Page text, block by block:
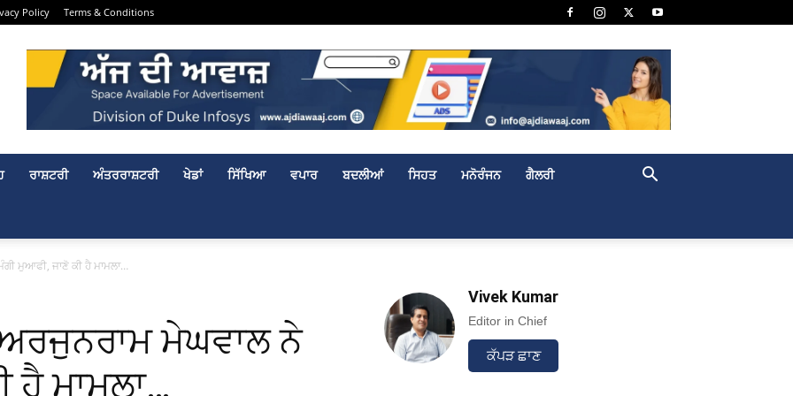
Policy Terms & Conditions
ਰਾਸ਼ਟਰੀ ਅੰਤਰਰਾਸ਼ਟਰੀ ਖੇਡਾਂ ਸਿੱਖਿਆ ਵਪਾਰ ਬਦਲੀਆਂ ਸਿਹਤ ਮਨੋਰੰਜਨ ਗੈਲਰੀ
ਮੁਆਫੀ, ਜਾਣੋ ਕੀ ਹੈ ਮਾਮਲਾ…
ਮੇਘਵਾਲ ਨੇ
ਹੈ ਮਾਮਲਾ…
Vivek Kumar
Editor in Chief
ਕੱਪੜ ਛਾਣ